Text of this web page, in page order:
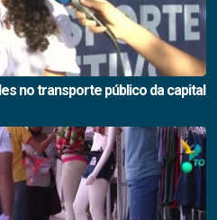
no transporte público da capital